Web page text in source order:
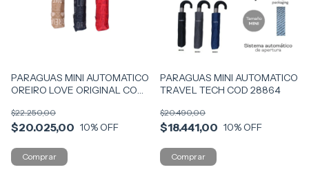
PARAGUAS MINI AUTOMATICO
OREIRO LOVE ORIGINAL COD
$20.025,00
$22.250,00
10% OFF
PARAGUAS MINI AUTOMATICO
TRAVEL TECH COD 28864
$18.441,00
$20.490,00
10% OFF